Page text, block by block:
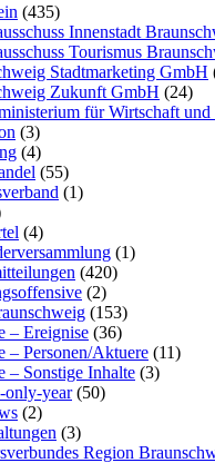
(435)
Innenstadt
Tourismus
Stadtmarketing GmbH
Zukunft GmbH (24)
für Wirtschaft
(3)
(4)
(55)
(1)
(4)
(1)
(420)
(2)
(153)
– Ereignise (36)
– Personen/Aktuere (11)
– Sonstige Inhalte (3)
only-year(50)
(2)
(3)
Region